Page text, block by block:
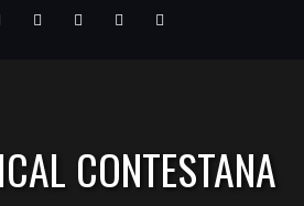
YoutubeVimeo PinterestLinkedIn
CONTESTANA